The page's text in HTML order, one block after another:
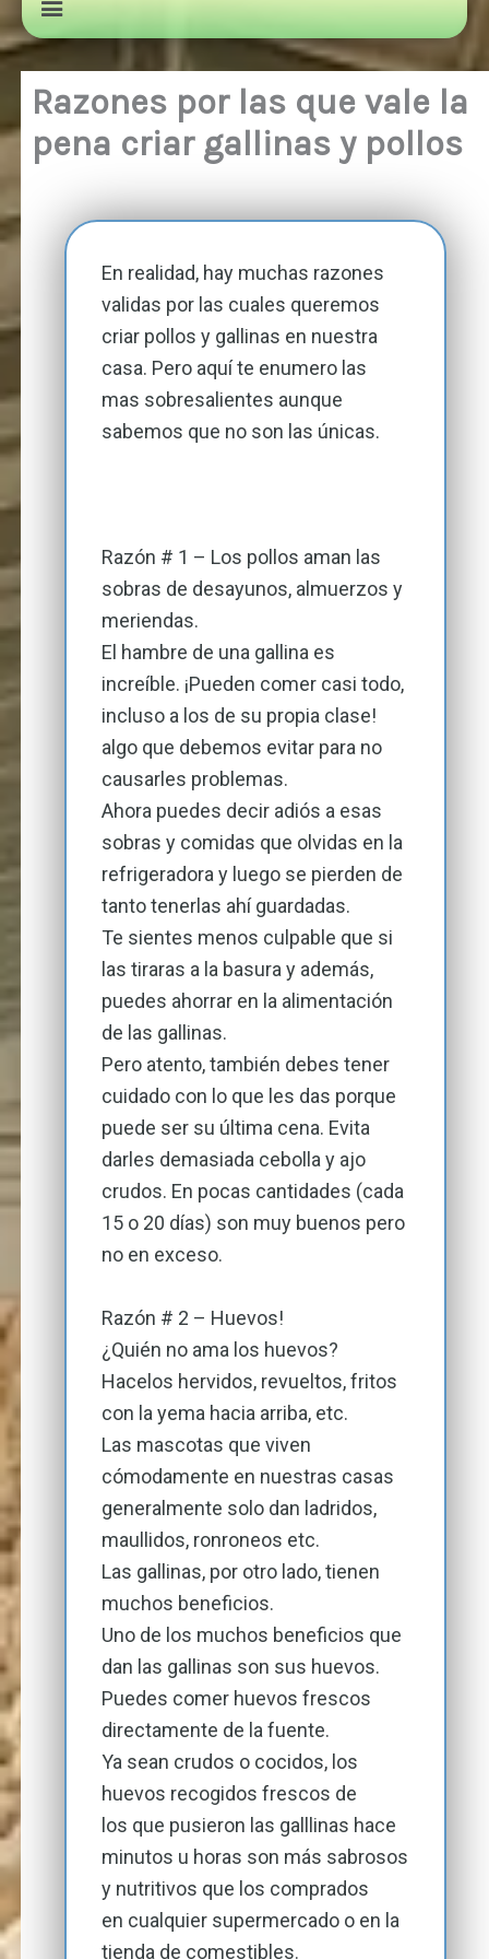
Razones por las que vale la
pena criar gallinas y pollos
En realidad, hay muchas razones
validas por las cuales queremos
criar pollos y gallinas en nuestra
casa. Pero aquí te enumero las
mas sobresalientes aunque
sabemos que no son las únicas.
Razón # 1 – Los pollos aman las
sobras de desayunos, almuerzos y
meriendas.
El hambre de una gallina es
increíble. ¡Pueden comer casi todo,
incluso a los de su propia clase!
algo que debemos evitar para no
causarles problemas.
Ahora puedes decir adiós a esas
sobras y comidas que olvidas en la
refrigeradora y luego se pierden de
tanto tenerlas ahí guardadas.
Te sientes menos culpable que si
las tiraras a la basura y además,
puedes ahorrar en la alimentación
de las gallinas.
Pero atento, también debes tener
cuidado con lo que les das porque
puede ser su última cena. Evita
darles demasiada cebolla y ajo
crudos. En pocas cantidades (cada
15 o 20 días) son muy buenos pero
no en exceso.
Razón # 2 – Huevos!
¿Quién no ama los huevos?
Hacelos hervidos, revueltos, fritos
con la yema hacia arriba, etc.
Las mascotas que viven
cómodamente en nuestras casas
generalmente solo dan ladridos,
maullidos, ronroneos etc.
Las gallinas, por otro lado, tienen
muchos beneficios.
Uno de los muchos beneficios que
dan las gallinas son sus huevos.
Puedes comer huevos frescos
directamente de la fuente.
Ya sean crudos o cocidos, los
huevos recogidos frescos de
los que pusieron las galllinas hace
minutos u horas son más sabrosos
y nutritivos que los comprados
en cualquier supermercado o en la
tienda de comestibles.